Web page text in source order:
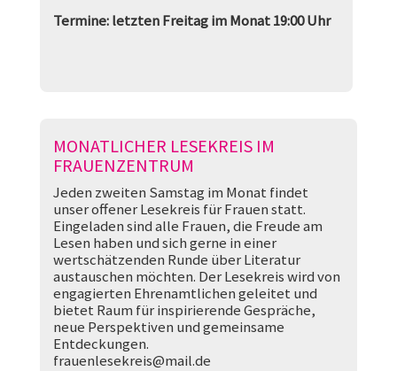
Termine: letzten Freitag im Monat 19:00 Uhr
MONATLICHER LESEKREIS IM
FRAUENZENTRUM
Jeden zweiten Samstag im Monat findet
unser offener Lesekreis für Frauen statt.
Eingeladen sind alle Frauen, die Freude am
Lesen haben und sich gerne in einer
wertschätzenden Runde über Literatur
austauschen möchten. Der Lesekreis wird von
engagierten Ehrenamtlichen geleitet und
bietet Raum für inspirierende Gespräche,
neue Perspektiven und gemeinsame
Entdeckungen.
frauenlesekreis@mail.de